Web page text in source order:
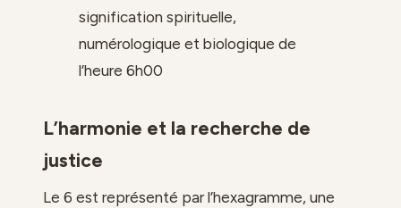
signification spirituelle,
numérologique et biologique de
l’heure 6h00
L’harmonie et la recherche de
justice
Le 6 est représenté par l’hexagramme, une